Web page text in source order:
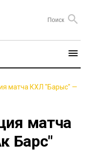
матча КХЛ "Барыс" —
матча
Барс"